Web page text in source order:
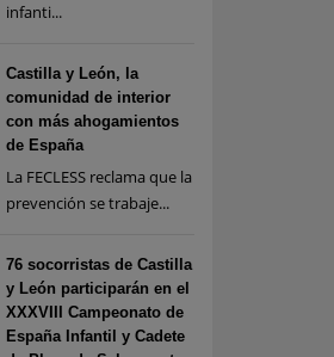
infanti...
Castilla y León, la
comunidad de interior
con más ahogamientos
de España
La FECLESS reclama que la
prevención se trabaje...
76 socorristas de Castilla
y León participarán en el
XXXVIII Campeonato de
España Infantil y Cadete